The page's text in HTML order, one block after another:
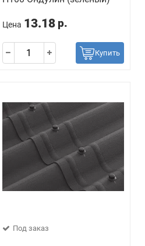
Цена 13.18 р.
Купить
Под заказ